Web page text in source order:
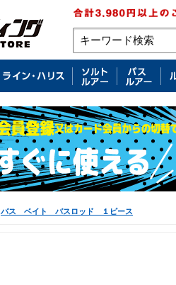
バス ベイト バスロッド １ピース